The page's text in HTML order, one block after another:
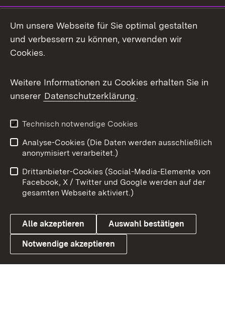
Mastodon
Messenger
Social Wall
X / Twitter
Youtube
Link zum Landesportal
Benutzungshinweise
Barrierefreiheit
Datenschutz
Cookies
Um unsere Webseite für Sie optimal gestalten
und verbessern zu können, verwenden wir
Cookies.
Weitere Informationen zu Cookies erhalten Sie in
unserer Datenschutzerklärung.
Technisch notwendige Cookies
Analyse-Cookies (Die Daten werden ausschließlich
anonymisiert verarbeitet.)
Drittanbieter-Cookies (Social-Media-Elemente von
Facebook, X / Twitter und Google werden auf der
gesamten Webseite aktiviert.)
Alle akzeptieren Auswahl bestätigen
Notwendige akzeptieren